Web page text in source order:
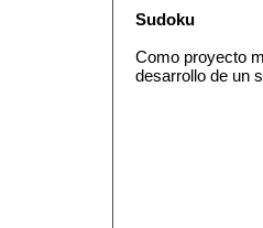
Sudoku
Como proyecto
desarrollo de un